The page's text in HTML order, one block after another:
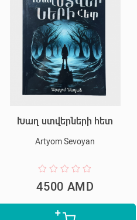
Խաղ ստվերների հետ
Artyom Sevoyan
4500 AMD